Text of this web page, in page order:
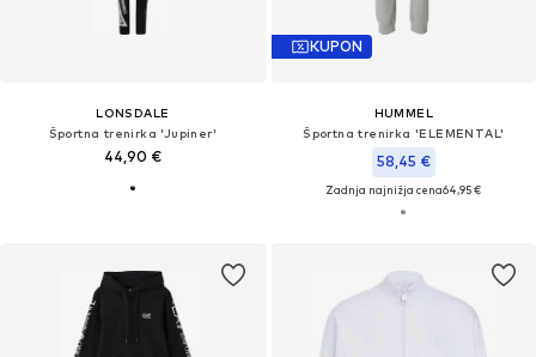
LONSDALE
Športna trenirka 'Jupiner'
44,90 €
KUPON
HUMMEL
Športna trenirka 'ELEMENTAL'
58,45 €
Zadnja najnižja cena64,95 €